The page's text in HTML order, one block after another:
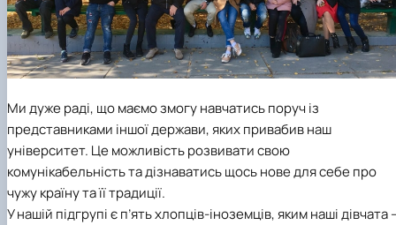
Ми дуже раді, що маємо змогу навчатись поруч із
представниками іншої держави, яких привабив наш
університет. Це можливість розвивати свою
комунікабельність та дізнаватись щось нове для себе про
чужу країну та її традиції.
У нашій підгрупі є п’ять хлопців-іноземців, яким наші дівчата